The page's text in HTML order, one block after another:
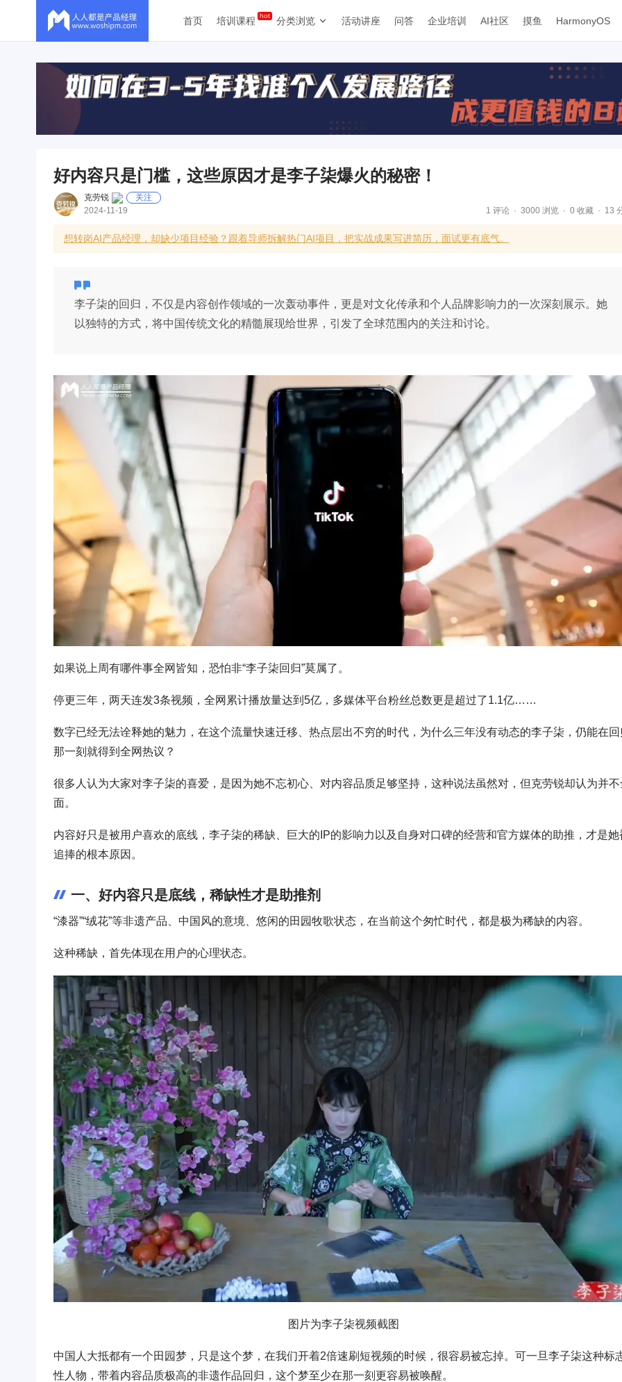
首页 培训课程 分类浏览 活动讲座 问答 企业培训 AI社区 摸鱼 HarmonyOS
好内容只是门槛，这些原因才是李子柒爆火的秘密！
克劳锐
关注
2024-11-19
1 评论 3000 浏览 0 收藏 13
想转岗AI产品经理，却缺少项目经验？跟着导师拆解热门AI项目，把实战成果写进简历，面试更有底气。
李子柒的回归，不仅是内容创作领域的一次轰动事件，更是对文化传承和个人品牌影响力的一次深刻展示。她
以独特的方式，将中国传统文化的精髓展现给世界，引发了全球范围内的关注和讨论。
如果说上周有哪件事全网皆知，恐怕非“李子柒回归”莫属了。
停更三年，两天连发3条视频，全网累计播放量达到5亿，多媒体平台粉丝总数更是超过了1.1亿……
数字已经无法诠释她的魅力，在这个流量快速迁移、热点层出不穷的时代，为什么三年没有动态的李子柒，仍能在回
那一刻就得到全网热议？
很多人认为大家对李子柒的喜爱，是因为她不忘初心、对内容品质足够坚持，这种说法虽然对，但克劳锐却认为并不
面。
内容好只是被用户喜欢的底线，李子柒的稀缺、巨大的IP的影响力以及自身对口碑的经营和官方媒体的助推，才是她
追捧的根本原因。
一、好内容只是底线，稀缺性才是助推剂
“漆器”“绒花”等非遗产品、中国风的意境、悠闲的田园牧歌状态，在当前这个匆忙时代，都是极为稀缺的内容。
这种稀缺，首先体现在用户的心理状态。
图片为李子柒视频截图
中国人大抵都有一个田园梦，只是这个梦，在我们开着2倍速刷短视频的时候，很容易被忘掉。可一旦李子柒这种标
性人物，带着内容品质极高的非遗作品回归，这个梦至少在那一刻更容易被唤醒。